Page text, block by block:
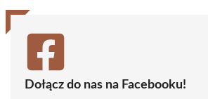
Dołącz do nas na Facebooku!